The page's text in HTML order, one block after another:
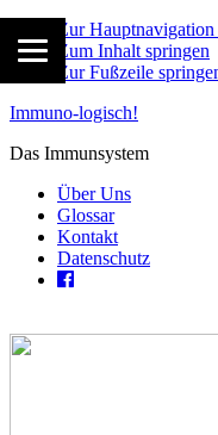
Zur
Zum Inhalt springen
Zur Fußzeile
Immuno-logisch!
Das Immunsystem
Über Uns
Glossar
Kontakt
Datenschutz